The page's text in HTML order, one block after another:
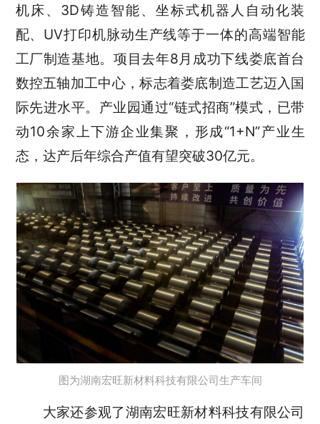
机床、3D铸造智能、坐标式机器人自动化装
配、UV打印机脉动生产线等于一体的高端智能
工厂制造基地。项目去年8月成功下线娄底首台
数控五轴加工中心，标志着娄底制造工艺迈入国
际先进水平。产业园通过“链式招商”模式，已带
动10余家上下游企业集聚，形成“1+N”产业生
态，达产后年综合产值有望突破30亿元。
图为湖南宏旺新材料科技有限公司生产车间
大家还参观了湖南宏旺新材料科技有限公司